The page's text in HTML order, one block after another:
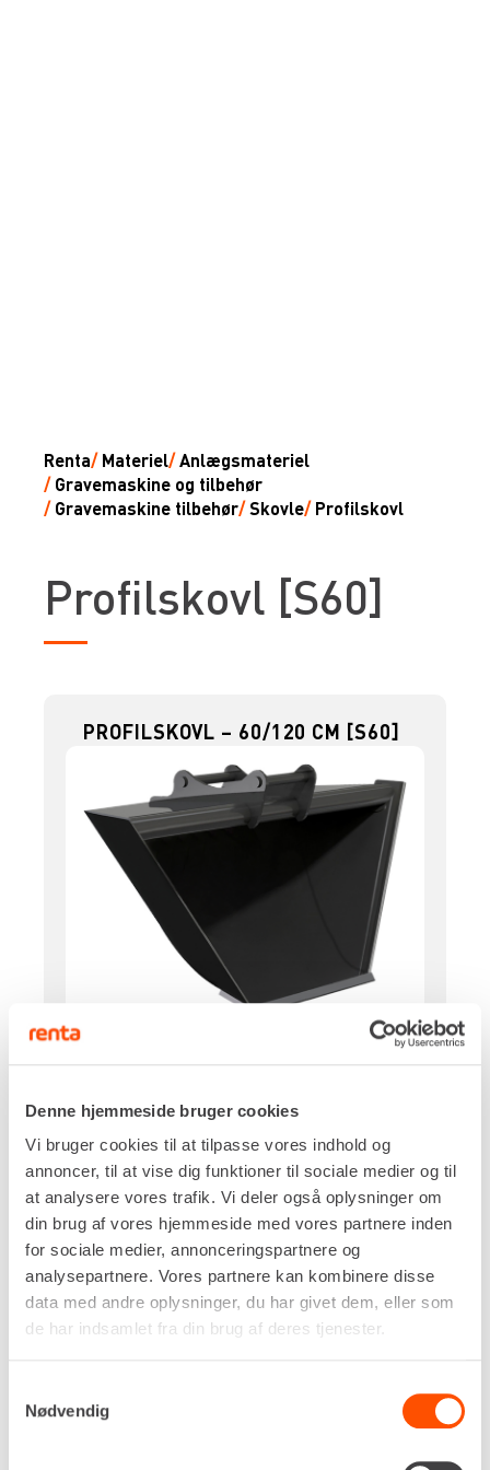
Denne hjemmeside bruger cookies
Vi bruger cookies til at tilpasse vores indhold og
annoncer, til at vise dig funktioner til sociale medier og til
at analysere vores trafik. Vi deler også oplysninger om
din brug af vores hjemmeside med vores partnere inden
for sociale medier, annonceringspartnere og
analysepartnere. Vores partnere kan kombinere disse
data med andre oplysninger, du har givet dem, eller som
de har indsamlet fra din brug af deres tjenester.
Nødvendig
Renta/ Materiel/Anlægsmateriel
/ Gravemaskine og tilbehør
/ Gravemaskine tilbehør/Skovle/ Profilskovl
Profilskovl [S60]
PROFILSKOVL – 60/120 CM [S60]
S60
Bredde
60/120 cm
Pr. dag DKK 604,00
Ekskl. moms
Renta udlejer kun til erhverv. Gyldigt CVR-
nummer er påkrævet.
LEJ NU Flere informationer
Profilskovle til gravemaskiner